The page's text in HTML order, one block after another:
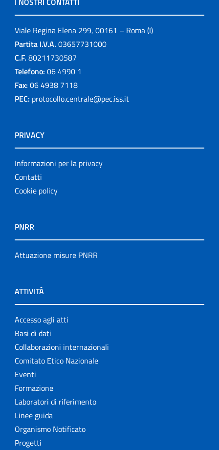
Viale Regina Elena 299, 00161 – Roma (I)
Partita I.V.A. 03657731000
C.F. 80211730587
Telefono: 06 4990 1
Fax: 06 4938 7118
PEC: protocollo.centrale@pec.iss.it
PRIVACY
Informazioni per la privacy
Contatti
Cookie policy
PNRR
Attuazione misure PNRR
ATTIVITÀ
Accesso agli atti
Basi di dati
Collaborazioni internazionali
Comitato Etico Nazionale
Eventi
Formazione
Laboratori di riferimento
Linee guida
Organismo Notificato
Progetti